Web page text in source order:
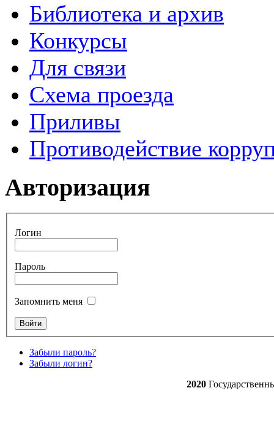
Библиотека и архив
Конкурсы
Для связи
Схема проезда
Приливы
Противодействие
Авторизация
Логин
Пароль
Запомнить меня
Забыли пароль?
Забыли логин?
2020